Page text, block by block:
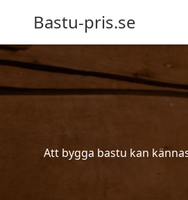
Bastu-pris.se
Att bygga bastu kan